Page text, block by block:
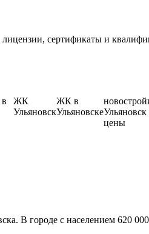
сертификаты и
ЖК
Ульяновск
ЖК в
УльяновскеУльяновск
цены
В городе с населением 620